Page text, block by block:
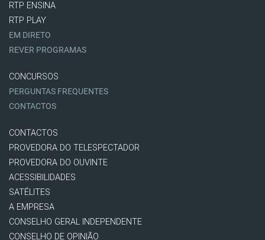
RTP ENSINA
RTP PLAY
EM DIRETO
REVER PROGRAMAS
CONCURSOS
PERGUNTAS FREQUENTES
CONTACTOS
CONTACTOS
PROVEDORA DO TELESPECTADOR
PROVEDORA DO OUVINTE
ACESSIBILIDADES
SATÉLITES
A EMPRESA
CONSELHO GERAL INDEPENDENTE
CONSELHO DE OPINIÃO